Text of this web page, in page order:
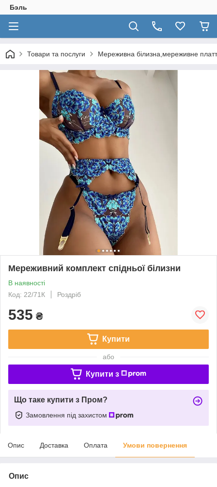
Бэль
Товари та послуги Мереживна білизна,мереживне
Мереживний комплект спідньої білизни
В наявності
Код: 22/71К
Роздріб
535 ₴
Купити
або
Купити з
Що таке купити з Пром?
Замовлення під захистом
Опис Доставка Оплата Умови повернення
Опис